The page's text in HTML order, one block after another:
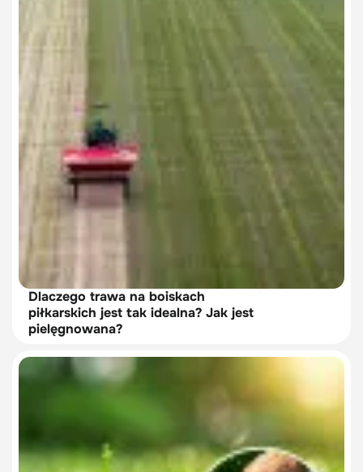
Dlaczego trawa na boiskach
piłkarskich jest tak idealna? Jak jest
pielęgnowana?